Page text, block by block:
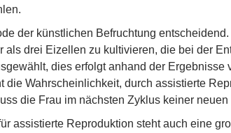
der künstlichen Befruchtung
als drei Eizellen zu kultivieren, die bei der
dies erfolgt anhand der Ergebnisse
die Wahrscheinlichkeit, durch assistierte
die Frau im nächsten Zyklus keiner
assistierte Reproduktion steht auch eine